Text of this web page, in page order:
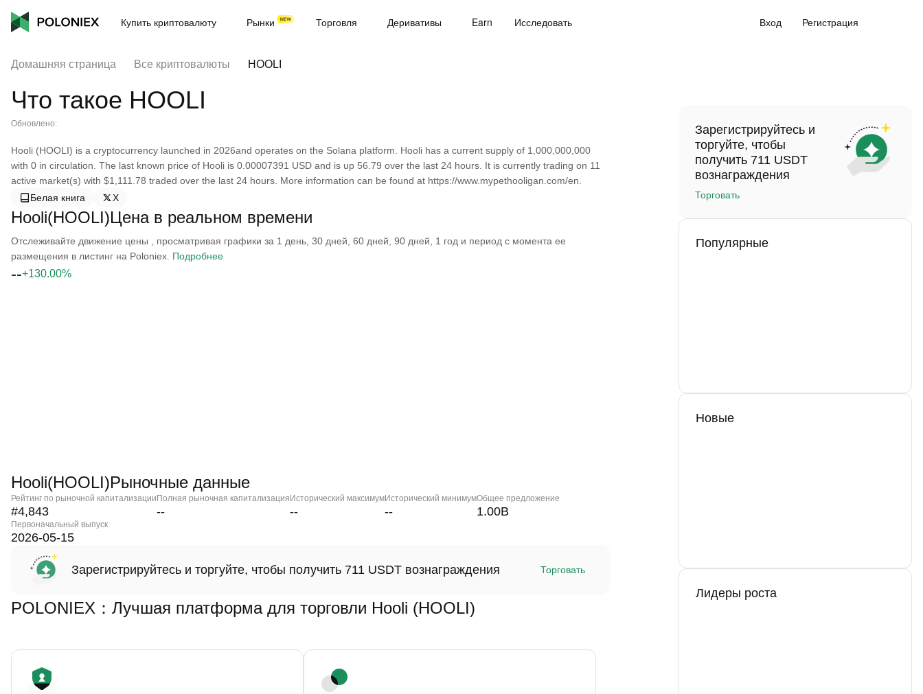
Купить криптовалюту Рынки Торговля Деривативы Earn Исследовать Вход Регистрация
Домашняя страница Все криптовалюты HOOLI
Что такое HOOLI
Обновлено:
Hooli (HOOLI) is a cryptocurrency launched in 2026and operates on the Solana platform. Hooli has a current supply of 1,000,000,000
with 0 in circulation. The last known price of Hooli is 0.00007391 USD and is up 56.79 over the last 24 hours. It is currently trading on 11
active market(s) with $1,111.78 traded over the last 24 hours. More information can be found at https://www.mypethooligan.com/en.
Белая книга
X
Hooli(HOOLI)Цена в реальном времени
Отслеживайте движение цены , просматривая графики за 1 день, 30 дней, 60 дней, 90 дней, 1 год и период с момента ее
размещения в листинг на Poloniex. Подробнее
--+130.00%
Hooli(HOOLI)Рыночные данные
Рейтинг по рыночной капитализации
#4,843
Полная рыночная капитализация
--
Исторический максимум
--
Исторический минимум
--
Общее предложение
1.00B
Первоначальный выпуск
2026-05-15
Зарегистрируйтесь и торгуйте, чтобы получить 711 USDT вознаграждения Торговать
POLONIEX：Лучшая платформа для торговли Hooli (HOOLI)
Зарегистрируйтесь и
торгуйте, чтобы
получить 711 USDT
вознаграждения
Торговать
Популярные
Новые
Лидеры роста